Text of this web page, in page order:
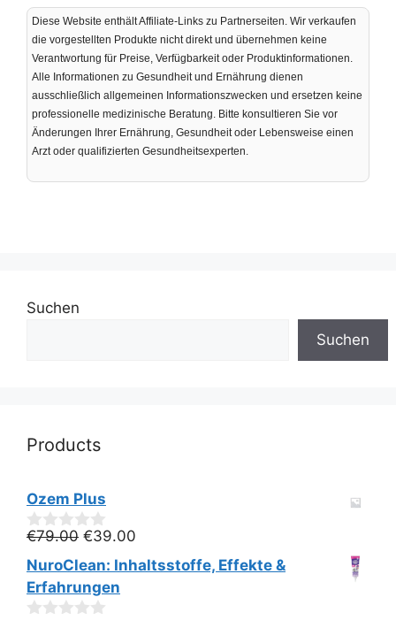
Diese Website enthält Affiliate-Links zu Partnerseiten. Wir verkaufen
die vorgestellten Produkte nicht direkt und übernehmen keine
Verantwortung für Preise, Verfügbarkeit oder Produktinformationen.
Alle Informationen zu Gesundheit und Ernährung dienen
ausschließlich allgemeinen Informationszwecken und ersetzen keine
professionelle medizinische Beratung. Bitte konsultieren Sie vor
Änderungen Ihrer Ernährung, Gesundheit oder Lebensweise einen
Arzt oder qualifizierten Gesundheitsexperten.
Suchen
Suchen
Products
Ozem Plus
0
o
n
5
€79.00 Ursprünglicher
Preis
€79.00
€39.00
Preis
NuroClean: Inhaltsstoffe, Effekte &
Erfahrungen